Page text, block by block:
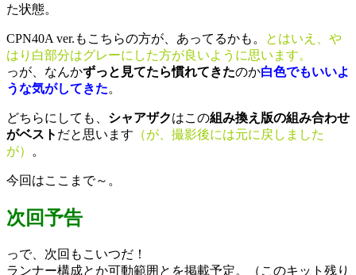
た状態。
CPN40A ver.もこちらの方が、あってるかも。
とはいえ、や
はり白部分はグレーにした方が良いように思います。
っが、なんかずっと見てたら慣れてきたのか白色でもいいよ
うな気がしてきた。
どちらにしても、 シャアザクはこの組み換え版の組み合わせ
がベスト だと思います （が、撮影後には元に戻しました
が）
。
今回はここまで～。
次回予告
っで、次回もこいつだ！
ランナー構成とか可動範囲とを掲載予定。（このキット残り